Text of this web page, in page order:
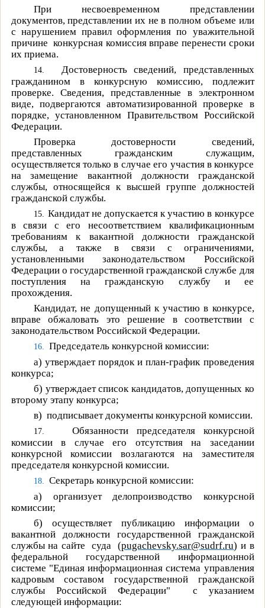
При несвоевременном представлении
документов, представлении их не в полном объеме или
с нарушением правил оформления по уважительной
причине конкурсная комиссия вправе перенести сроки
их приема.
14.
Достоверность сведений, представленных
гражданином в конкурсную комиссию, подлежит
проверке. Сведения, представленные в электронном
виде, подвергаются автоматизированной проверке в
порядке, установленном Правительством Российской
Федерации.
Проверка достоверности сведений,
представленных гражданским служащим,
осуществляется только в случае его участия в конкурсе
на замещение вакантной должности гражданской
службы, относящейся к высшей группе должностей
гражданской службы.
15.
Кандидат не допускается к участию в конкурсе
в связи с его несоответствием квалификационным
требованиям к вакантной должности гражданской
службы, а также в связи с ограничениями,
установленными законодательством Российской
Федерации о государственной гражданской службе для
поступления на гражданскую службу и ее
прохождения.
Кандидат, не допущенный к участию в конкурсе,
вправе обжаловать это решение в соответствии с
законодательством Российской Федерации.
16.
Председатель конкурсной комиссии:
а) утверждает порядок и план-график проведения
конкурса;
б) утверждает список кандидатов, допущенных ко
второму этапу конкурса;
в) подписывает документы конкурсной комиссии.
17.
Обязанности председателя конкурсной
комиссии в случае его отсутствия на заседании
конкурсной комиссии возлагаются на заместителя
председателя конкурсной комиссии.
18.
Секретарь конкурсной комиссии:
а)
организует делопроизводство конкурсной
комиссии;
б)
осуществляет публикацию информации о
вакантной должности государственной гражданской
службы на сайте
суда (pugachevsky.sar@sudrf.ru) и в
федеральной государственной информационной
системе "Единая информационная система управления
кадровым составом государственной гражданской
службы Российской Федерации"
с указанием
следующей информации: